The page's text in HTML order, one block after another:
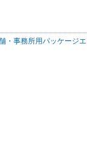
・事務所用パッケージ